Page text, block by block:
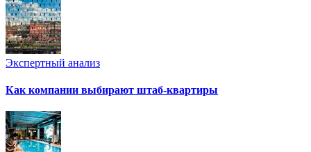
Экспертный анализ
Как компании выбирают штаб-квартиры